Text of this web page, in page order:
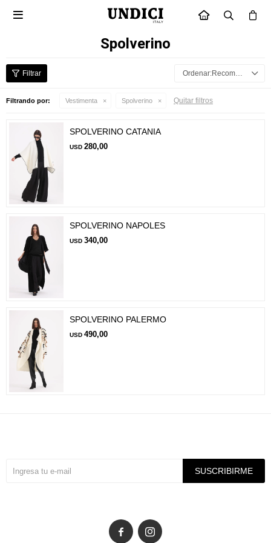
INICIO

Spolverino
Recomendados
Filtrando por: Vestimenta Spolverino Quitar filtros
SPOLVERINO CATANIA
USD 280,00
SPOLVERINO NAPOLES
USD 340,00
SPOLVERINO PALERMO
USD 490,00
SUSCRIBIRME
 